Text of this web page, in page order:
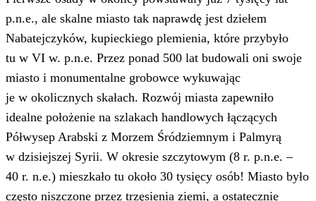
p.n.e., ale skalne miasto tak naprawdę jest dziełem
Nabatejczyków, kupieckiego plemienia, które przybyło
tu w VI w. p.n.e. Przez ponad 500 lat budowali oni swoje
miasto i monumentalne grobowce wykuwając
je w okolicznych skałach. Rozwój miasta zapewniło
idealne położenie na szlakach handlowych łączących
Półwysep Arabski z Morzem Śródziemnym i Palmyrą
w dzisiejszej Syrii. W okresie szczytowym (8 r. p.n.e. –
40 r. n.e.) mieszkało tu około 30 tysięcy osób! Miasto było
często niszczone przez trzęsienia ziemi, a ostatecznie